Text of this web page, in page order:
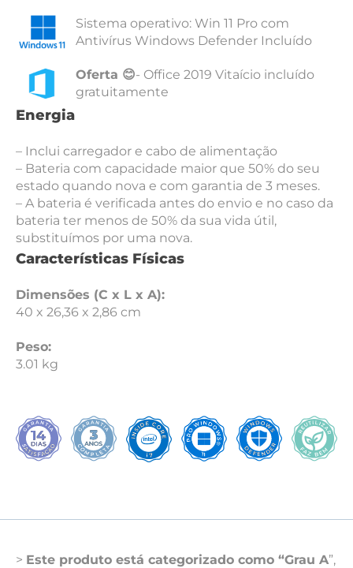
Sistema operativo: Win 11 Pro com
Antivírus Windows Defender Incluído
Oferta 😊- Office 2019 Vitaício incluído
gratuitamente
Energia
– Inclui carregador e cabo de alimentação
– Bateria com capacidade maior que 50% do seu
estado quando nova e com garantia de 3 meses.
– A bateria é verificada antes do envio e no caso da
bateria ter menos de 50% da sua vida útil,
substituímos por uma nova.
Características Físicas
Dimensões (C x L x A):
40 x 26,36 x 2,86 cm
Peso:
3.01 kg
> Este produto está categorizado como “Grau A”,